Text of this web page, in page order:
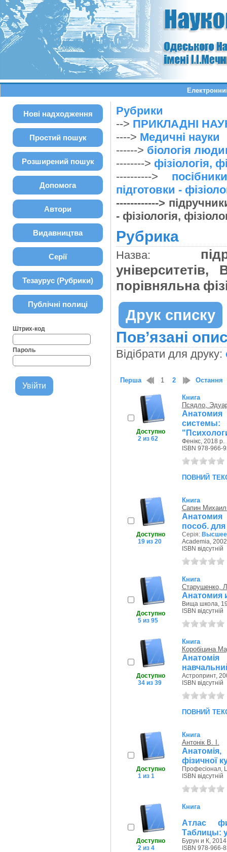
Нові надходження
Простий пошук
Розширений пошук
Допомога
Автори
Видавництва
Серії
Тезаурус (Рубрики)
Публічні полиці
Штрих-код
Пароль
Рубрики
--> ПРИКЛАДНІ
----> Медичні науки
------> біологія
--------> фізіологія,
---------->
підготовки -
------------>
- фізіологія,
Рубрика
Назва:
порівняльна
Друк списку
Пов’язані
Відібрати для друку:
Перша 1 2 Остання
Доступно
2 из 62
Книга
Псядло,
Фенікс, 2018 р.
ISBN 978-966-
повний
Доступно
19 из 20
Книга
Сапин
пособ.
Серія: Высшее
Academia,
ISBN відсутній
Доступно
5 из 95
Книга
Старушенко,
Анатомия
Вища школа,
ISBN відсутній
Доступно
34 из 39
Книга
Коробіцина
Астропринт,
ISBN відсутній
повний
Доступно
1 из 1
Книга
Антонік В. І.
фізичної
Професіонал,
ISBN відсутній
Доступно
2 из 4
Книга
Атлас
Таблицы:
Бурун и К,
ISBN 978-966-